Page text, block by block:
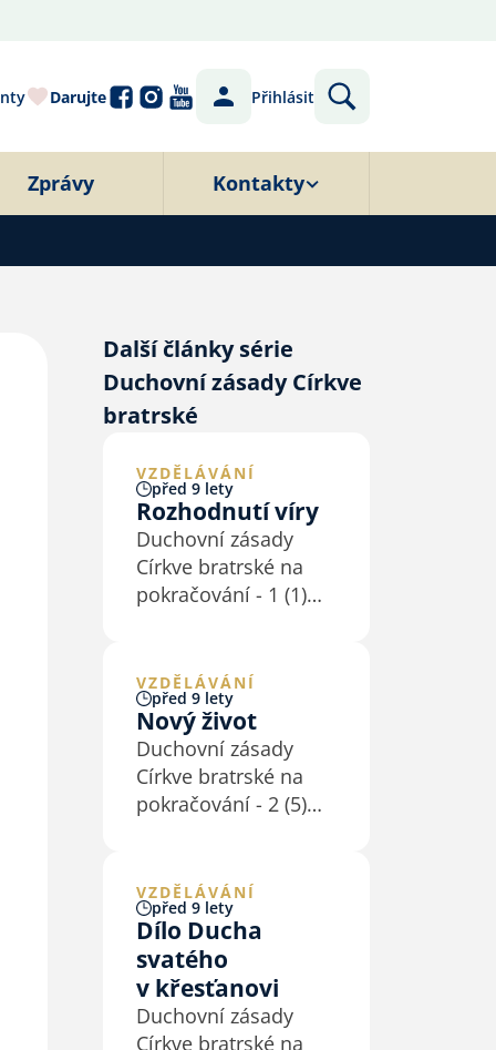
Darujte Přihlásit
Zprávy Kontakty
Další články série
Duchovní zásady Církve
bratrské
VZDĚLÁVÁNÍ
před 9 lety
Rozhodnutí víry
Duchovní zásady
Církve bratrské na
pokračování - 1 (1)
vydobyl, musí každý
osobně si věrou
přivlastniti. Každý
osobně je k němu
pozván, a každý
osobně se musí pro
VZDĚLÁVÁNÍ
před 9 lety
Nový život
Duchovní zásady
Církve bratrské na
pokračování - 2 (5)
k novému životu (Ef
4,1nn; 5,1nn). Dar
nového života Bible
popisuje různými
obrazy – jako vztah
otce (či matky) a dětí,
VZDĚLÁVÁNÍ
před 9 lety
Dílo Ducha
svatého
v křesťanovi
Duchovní zásady
Církve bratrské na